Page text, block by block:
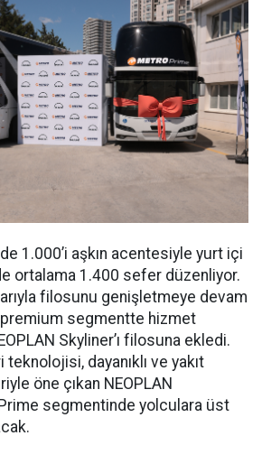
1.000’i aşkın acentesiyle yurt içi
ortalama 1.400 sefer düzenliyor.
filosunu genişletmeye devam
premium segmentte hizmet
Skyliner’ı filosuna ekledi.
teknolojisi, dayanıklı ve yakıt
öne çıkan NEOPLAN
segmentinde yolculara üst